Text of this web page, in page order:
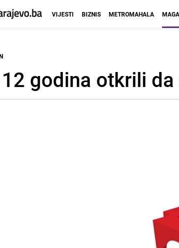
VIJESTI BIZNIS METROMAHALA
godina otkrili